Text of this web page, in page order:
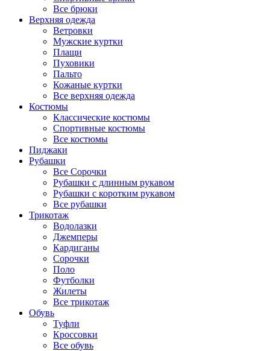
Все брюки
Верхняя одежда
Ветровки
Мужские куртки
Плащи
Пуховики
Пальто
Кожаные куртки
Все верхняя одежда
Костюмы
Классические костюмы
Спортивные костюмы
Все костюмы
Пиджаки
Рубашки
Все Сорочки
Рубашки с длинным рукавом
Рубашки с коротким рукавом
Все рубашки
Трикотаж
Водолазки
Джемперы
Кардиганы
Сорочки
Поло
Футболки
Жилеты
Все трикотаж
Обувь
Туфли
Кроссовки
Все обувь